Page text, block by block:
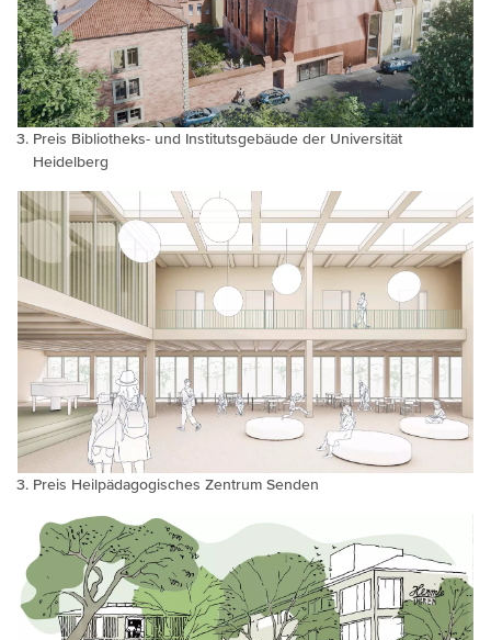
Preis Bibliotheks- und Institutsgebäude der Universität
Heidelberg
Preis Heilpädagogisches Zentrum Senden